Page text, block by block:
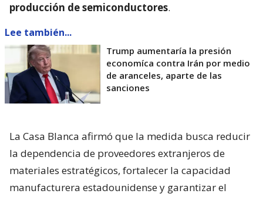
producción de semiconductores.
Lee también...
Trump aumentaría la presión
economíca contra Irán por medio
de aranceles, aparte de las
sanciones
La Casa Blanca afirmó que la medida busca reducir
la dependencia de proveedores extranjeros de
materiales estratégicos, fortalecer la capacidad
manufacturera estadounidense y garantizar el